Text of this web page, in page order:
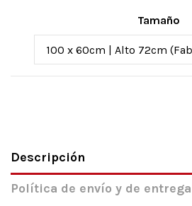
Tamaño
Descripción
Política de envío y de entrega